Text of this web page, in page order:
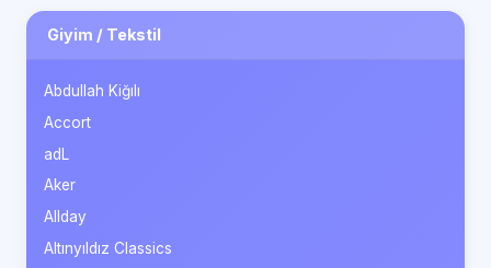
Giyim / Tekstil
Abdullah Kiğılı
Accort
adL
Aker
Allday
Altınyıldız Classics